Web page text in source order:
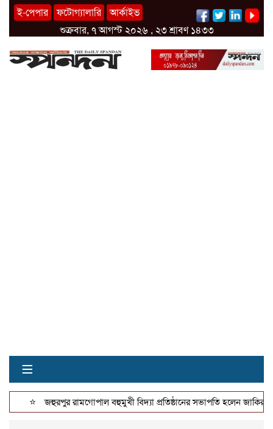
ই-পেপার ফটোগ্যালারি
আর্কাইভ
শুক্রবার, ৭ আগস্ট ২০২৬ , ২৩ শ্রাবণ ১৪৩৩
≡
জহুরপুর রামগোপাল বহুমুখী বিদ্যা প্রতিষ্ঠানের সভাপতি হলেন জাকির